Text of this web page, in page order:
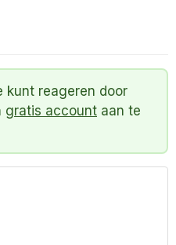
kunt reageren door
gratis account aan te